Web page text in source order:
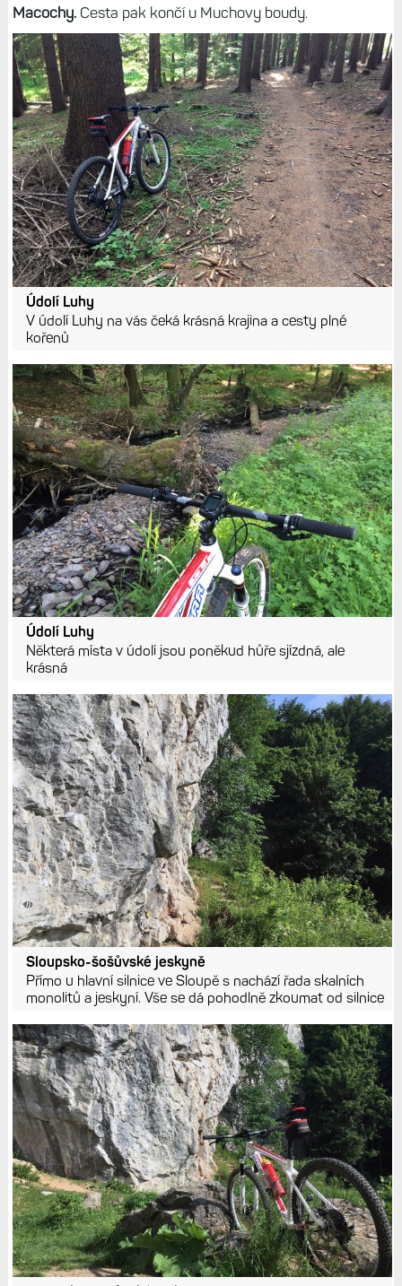
Macochy.Cesta pak končí u Muchovy boudy.
Údolí Luhy
V údolí Luhy na vás čeká krásná krajina a cesty plné
kořenů
Údolí Luhy
Některá místa v údolí jsou poněkud hůře sjízdná, ale
krásná
Sloupsko-šošůvské jeskyně
Přímo u hlavní silnice ve Sloupě s nachází řada skalních
monolitů a jeskyní. Vše se dá pohodlně zkoumat od silnice